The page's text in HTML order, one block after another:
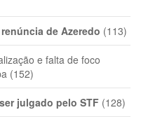
de Azeredo (113)
e falta de foco
(152)
julgado pelo STF (128)